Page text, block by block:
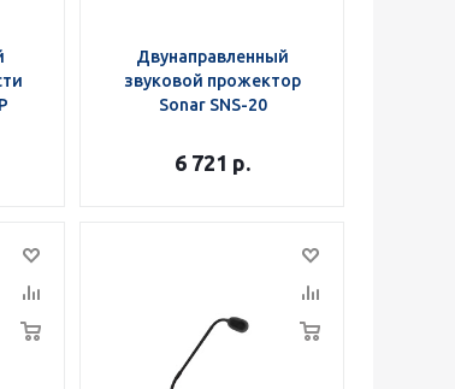
Двунаправленный
звуковой прожектор
Sonar SNS-20
6 721 р.